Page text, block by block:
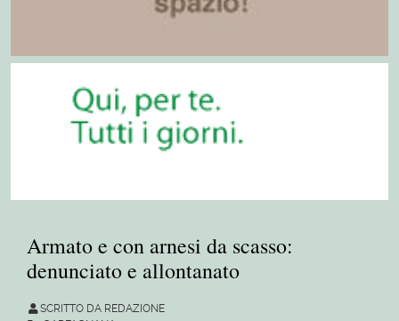
Armato e con arnesi da scasso:
denunciato e allontanato
SCRITTO DA REDAZIONE